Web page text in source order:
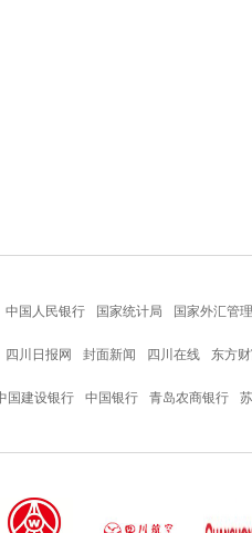
中国人民银行 国家统计局 国家外汇管
四川日报网 封面新闻 四川在线 东方
国建设银行 中国银行 青岛农商银行